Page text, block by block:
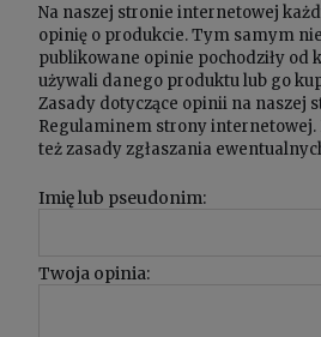
Na naszej stronie internetowej
opinię o produkcie. Tym samym
publikowane opinie pochodziły od
używali danego produktu lub go
Zasady dotyczące opinii na naszej
Regulaminem strony internetowej.
też zasady zgłaszania
Imię lub pseudonim:
Twoja opinia: